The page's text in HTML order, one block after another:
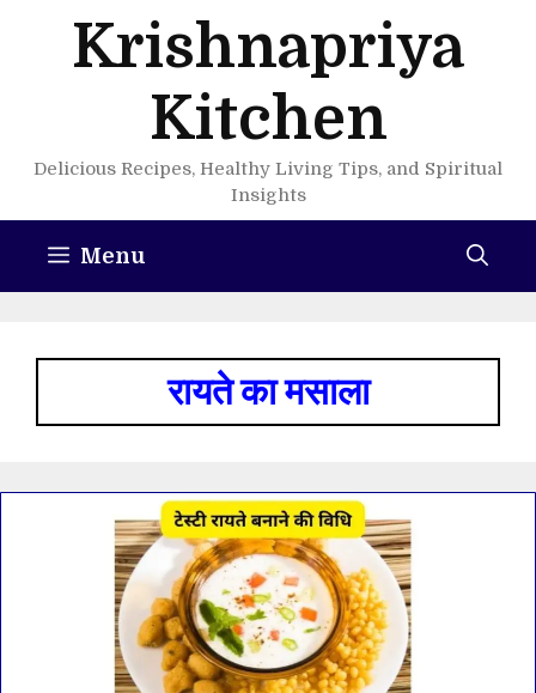
Krishnapriya
Kitchen
Delicious Recipes, Healthy Living Tips, and Spiritual
Insights
Menu
रायते का मसाला